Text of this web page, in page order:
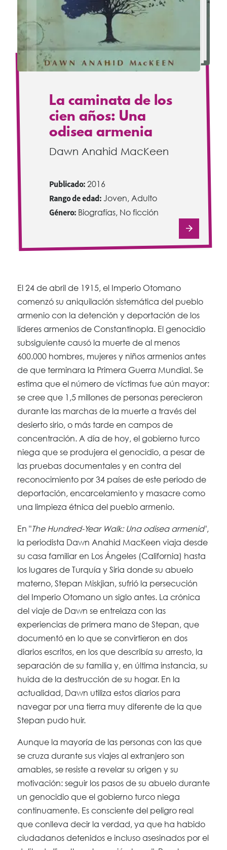
La caminata de los
cien años: Una
odisea armenia
Dawn Anahid MacKeen
Publicado:2016
Rango de edad:Joven, Adulto
Género:Biografías, No ficción
El 24 de abril de 1915, el Imperio Otomano
comenzó su aniquilación sistemática del pueblo
armenio con la detención y deportación de los
líderes armenios de Constantinopla. El genocidio
subsiguiente causó la muerte de al menos
600.000 hombres, mujeres y niños armenios antes
de que terminara la Primera Guerra Mundial. Se
estima que el número de víctimas fue aún mayor:
se cree que 1,5 millones de personas perecieron
durante las marchas de la muerte a través del
desierto sirio, o más tarde en campos de
concentración. A día de hoy, el gobierno turco
niega que se produjera el genocidio, a pesar de
las pruebas documentales y en contra del
reconocimiento por 34 países de este periodo de
deportación, encarcelamiento y masacre como
una limpieza étnica del pueblo armenio.
En "The Hundred-Year Walk: Una odisea armenia",
la periodista Dawn Anahid MacKeen viaja desde
su casa familiar en Los Ángeles (California) hasta
los lugares de Turquía y Siria donde su abuelo
materno, Stepan Miskjian, sufrió la persecución
del Imperio Otomano un siglo antes. La crónica
del viaje de Dawn se entrelaza con las
experiencias de primera mano de Stepan, que
documentó en lo que se convirtieron en dos
diarios escritos, en los que describía su arresto, la
separación de su familia y, en última instancia, su
huida de la destrucción de su hogar. En la
actualidad, Dawn utiliza estos diarios para
navegar por una tierra muy diferente de la que
Stepan pudo huir.
Aunque la mayoría de las personas con las que
se cruza durante sus viajes al extranjero son
amables, se resiste a revelar su origen y su
motivación: seguir los pasos de su abuelo durante
un genocidio que el gobierno turco niega
continuamente. Es consciente del peligro real
que conlleva decir la verdad, ya que ha habido
ciudadanos detenidos e incluso asesinados por el